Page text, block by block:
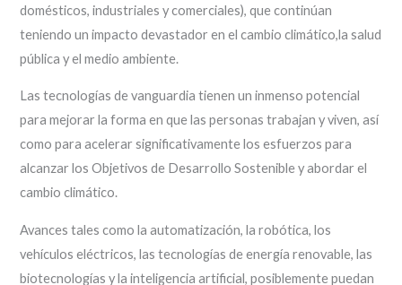
domésticos, industriales y comerciales), que continúan
teniendo un impacto devastador en el cambio climático,la salud
pública y el medio ambiente.
Las tecnologías de vanguardia tienen un inmenso potencial
para mejorar la forma en que las personas trabajan y viven, así
como para acelerar significativamente los esfuerzos para
alcanzar los Objetivos de Desarrollo Sostenible y abordar el
cambio climático.
Avances tales como la automatización, la robótica, los
vehículos eléctricos, las tecnologías de energía renovable, las
biotecnologías y la inteligencia artificial, posiblemente puedan